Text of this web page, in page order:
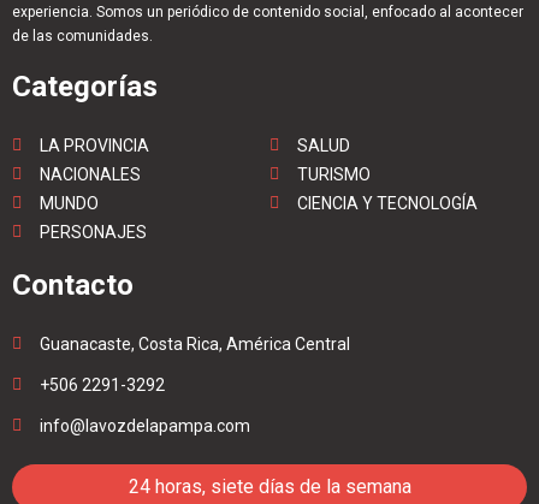
experiencia. Somos un periódico de contenido social, enfocado al acontecer
de las comunidades.
Categorías
LA PROVINCIA
NACIONALES
MUNDO
PERSONAJES
SALUD
TURISMO
CIENCIA Y TECNOLOGÍA
Contacto
Guanacaste, Costa Rica, América Central
+506 2291-3292
info@lavozdelapampa.com
24 horas, siete días de la semana